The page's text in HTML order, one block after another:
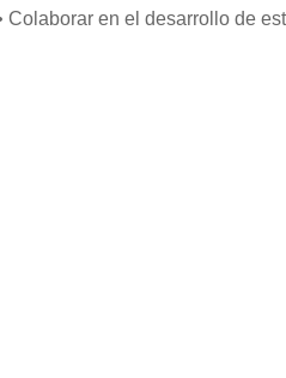
Colaborar en el desarrollo de